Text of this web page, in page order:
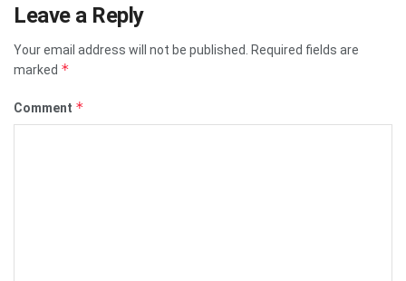
Leave a Reply
Your email address will not be published.
Required fields are
marked *
Comment *